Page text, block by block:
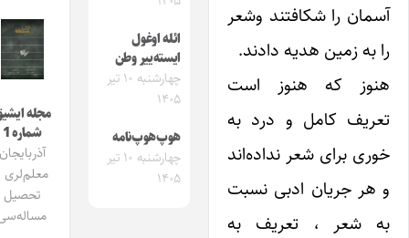
را شکافتند وشعر
به زمین هدیه دادند.
که هنوز است
کامل و درد به
برای شعر نداده‌اند
هر جریان ادبی نسبت
شعر ، تعریف به
ائله اوغول
ایسته‌ییر وطن
چهارشنبه ۱۰ تیر
هوپ‌هوپ‌نامه
چهارشنبه ۱۰ تیر
مجله ایشیق
شماره 1
آذربایجان
معلم‌لری و
تحصیل
مساله‌سی